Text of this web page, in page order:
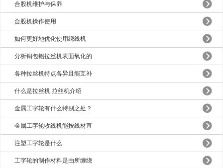
合股机维护与保养
合股机操作使用
如何更好地优化使用绕线机
分析铜包铝拉丝机表面氧化的
各种拉丝机特点各异且能互补
什么是拉丝机 拉丝机介绍
金属工字轮有什么特别之处？
金属工字轮收线机能按线材直
注塑工字轮是什么
工字轮的制作材料是由所缠绕